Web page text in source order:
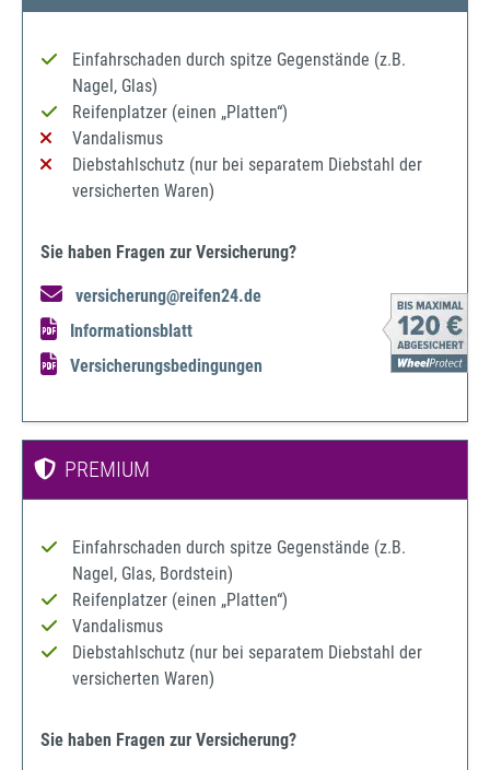
Einfahrschaden durch spitze Gegenstände (z.B.
Nagel, Glas)
Reifenplatzer (einen „Platten“)
Vandalismus
Diebstahlschutz (nur bei separatem Diebstahl der
versicherten Waren)
Sie haben Fragen zur Versicherung?
versicherung@reifen24.de
Informationsblatt
Versicherungsbedingungen
PREMIUM
Einfahrschaden durch spitze Gegenstände (z.B.
Nagel, Glas, Bordstein)
Reifenplatzer (einen „Platten“)
Vandalismus
Diebstahlschutz (nur bei separatem Diebstahl der
versicherten Waren)
Sie haben Fragen zur Versicherung?